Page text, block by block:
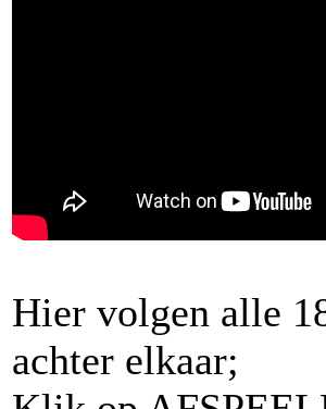
Hier volgen alle
achter elkaar;